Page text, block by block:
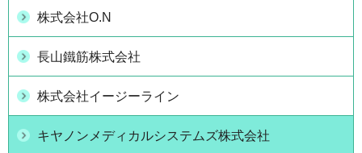
株式会社O.N
長山鐵筋株式会社
株式会社イージーライン
キヤノンメディカルシステムズ株式会社